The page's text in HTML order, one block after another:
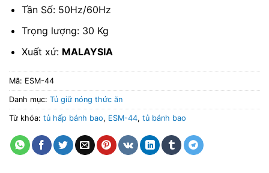
Tần Số: 50Hz/60Hz
Trọng lượng: 30 Kg
Xuất xứ: MALAYSIA
Mã: ESM-44
Danh mục: Tủ giữ nóng thức ăn
Từ khóa: tủ hấp bánh bao, ESM-44, tủ bánh bao